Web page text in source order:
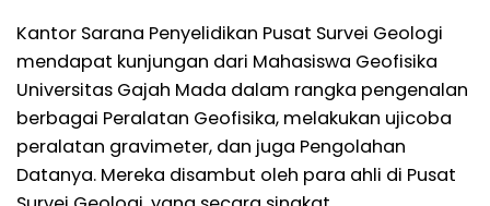
Kantor Sarana Penyelidikan Pusat Survei Geologi
mendapat kunjungan dari Mahasiswa Geofisika
Universitas Gajah Mada dalam rangka pengenalan
berbagai Peralatan Geofisika, melakukan ujicoba
peralatan gravimeter, dan juga Pengolahan
Datanya. Mereka disambut oleh para ahli di Pusat